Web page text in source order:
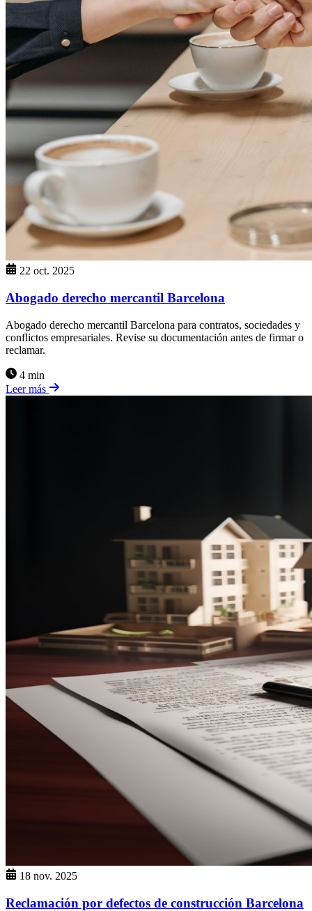
22 oct. 2025
Abogado derecho mercantil Barcelona
Abogado derecho mercantil Barcelona para contratos, sociedades y
conflictos empresariales. Revise su documentación antes de firmar o
reclamar.
4 min
Leer más
18 nov. 2025
Reclamación por defectos de construcción Barcelona